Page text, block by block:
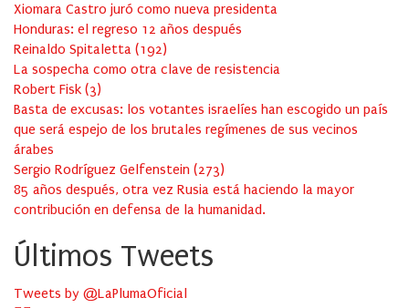
Xiomara Castro juró como nueva presidenta
Honduras: el regreso 12 años después
Reinaldo Spitaletta (192)
La sospecha como otra clave de resistencia
Robert Fisk (3)
Basta de excusas: los votantes israelíes han escogido un país
que será espejo de los brutales regímenes de sus vecinos
árabes
Sergio Rodríguez Gelfenstein (273)
85 años después, otra vez Rusia está haciendo la mayor
contribución en defensa de la humanidad.
Últimos Tweets
Tweets by @LaPlumaOficial